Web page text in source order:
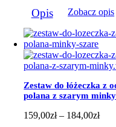
do
produkt
ma
wiele
wariantów.
Opcje
można
wybrać
na
stronie
produktu
Opis Zobacz opis
Zestaw do łóżeczka z
polana z szarym minky
159,00zł – 184,00zł